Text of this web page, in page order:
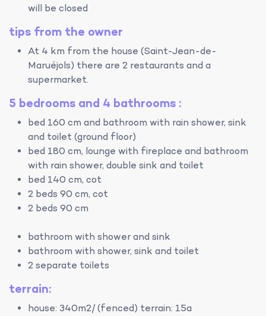
will be closed
tips from the owner
At 4 km from the house (Saint-Jean-de-
Maruéjols) there are 2 restaurants and a
supermarket.
5 bedrooms and 4 bathrooms :
bed 160 cm and bathroom with rain shower, sink
and toilet (ground floor)
bed 180 cm, lounge with fireplace and bathroom
with rain shower, double sink and toilet
bed 140 cm, cot
2 beds 90 cm, cot
2 beds 90 cm
bathroom with shower and sink
bathroom with shower, sink and toilet
2 separate toilets
terrain:
house: 340m2/ (fenced) terrain: 15a